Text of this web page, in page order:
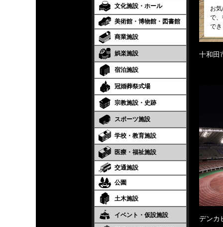
文化施設・ホール
美術館・博物館・図書館
商業施設
娯楽施設
宿泊施設
冠婚葬祭式場
宗教施設・史跡
スポーツ施設
学校・教育施設
医療・福祉施設
交通施設
公園
土木施設
イベント・仮設施設
お
で
で
十和田
デンカ